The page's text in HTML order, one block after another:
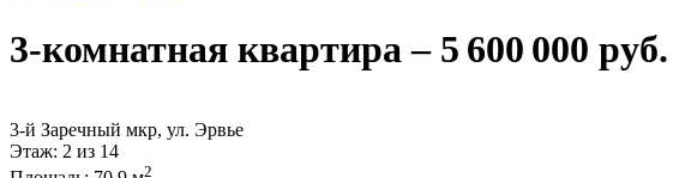
3-комнатная квартира‒ 5 600 000 руб.
3-й Заречный мкр, ул. Эрвье
Этаж: 2 из 14
2